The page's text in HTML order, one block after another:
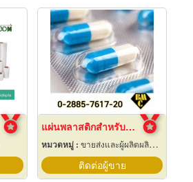
แผ่นพลาสติกสำหรับอุตสาหกรรมอาหารและยา
หมวดหมู่ :ขายส่งและผู้ผลิตผลิตภัณฑ์พิเศษพลาสติก
ติดต่อผู้ขาย